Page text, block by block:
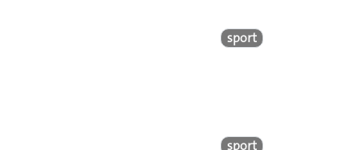
sport
sport